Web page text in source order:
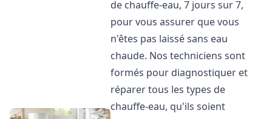
de chauffe-eau, 7 jours sur 7,
pour vous assurer que vous
n'êtes pas laissé sans eau
chaude. Nos techniciens sont
formés pour diagnostiquer et
réparer tous les types de
chauffe-eau, qu'ils soient